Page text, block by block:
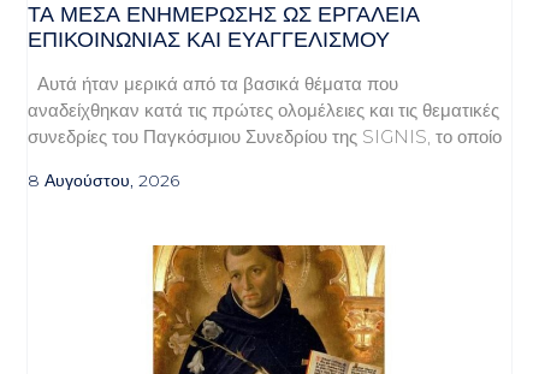
ΤΑ ΜΈΣΑ ΕΝΗΜΈΡΩΣΗΣ ΩΣ ΕΡΓΑΛΕΊΑ
ΕΠΙΚΟΙΝΩΝΊΑΣ ΚΑΙ ΕΥΑΓΓΕΛΙΣΜΟΎ
Αυτά ήταν μερικά από τα βασικά θέματα που
αναδείχθηκαν κατά τις πρώτες ολομέλειες και τις θεματικές
συνεδρίες του Παγκόσμιου Συνεδρίου της SIGNIS, το οποίο
8 Αυγούστου, 2026